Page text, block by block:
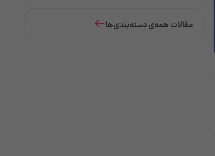
مقالات همه‌ی دسته‌بندی‌ها